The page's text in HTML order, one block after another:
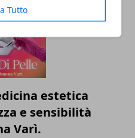
Tutto
estetica
e sensibilità
Varì.